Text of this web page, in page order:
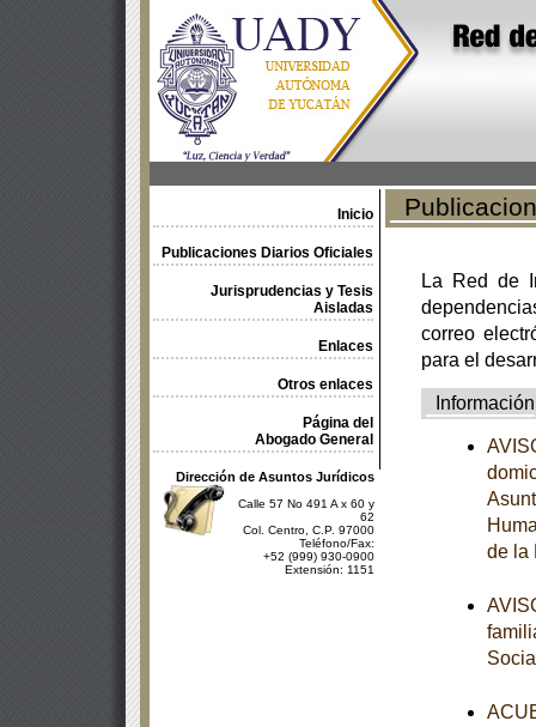
Inicio
Publicaciones Diarios Oficiales
Jurisprudencias y Tesis
Aisladas
Enlaces
Otros enlaces
Página del
Abogado General
Dirección de Asuntos Jurídicos
Calle 57 No 491 A x 60 y
62
Col. Centro, C.P. 97000
Teléfono/Fax:
+52 (999) 930-0900
Extensión: 1151
La Red de
correo
para el
Información
de la